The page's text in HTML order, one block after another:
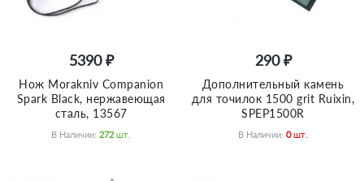
5390 ₽
Нож Morakniv Companion
Spark Black, нержавеющая
сталь, 13567
В Наличии: 272 Шт.
290 ₽
Дополнительный камень
для точилок 1500 grit Ruixin,
SPEP1500R
В Наличии: 0 Шт.